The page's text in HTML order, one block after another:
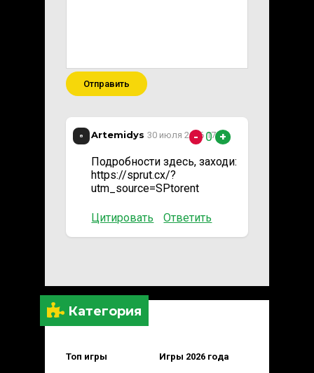
Категория
Топ игры Игры 2026 года
Отправить
Artemidys 30 июля 2026 17:49
Подробности здесь, заходи:
https://sprut.cx/?
utm_source=SPtorent
Цитировать Ответить
- 0 +